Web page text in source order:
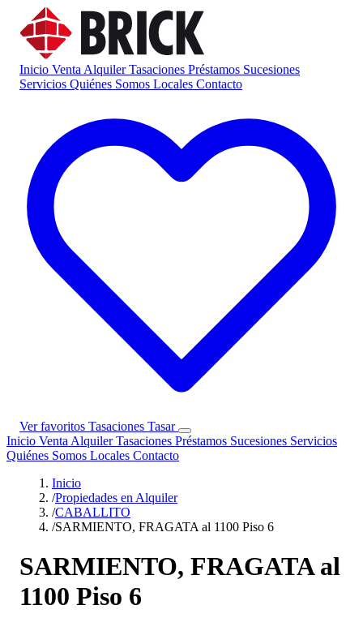
Inicio Venta AlquilerTasaciones Préstamos Sucesiones
Servicios Quiénes Somos Locales Contacto
Ver favoritos Tasaciones Tasar
Inicio Venta AlquilerTasaciones Préstamos Sucesiones Servicios
Quiénes Somos Locales Contacto
Inicio
/Propiedades en Alquiler
/CABALLITO
/SARMIENTO, FRAGATA al 1100 Piso 6
SARMIENTO, FRAGATA al
1100 Piso 6